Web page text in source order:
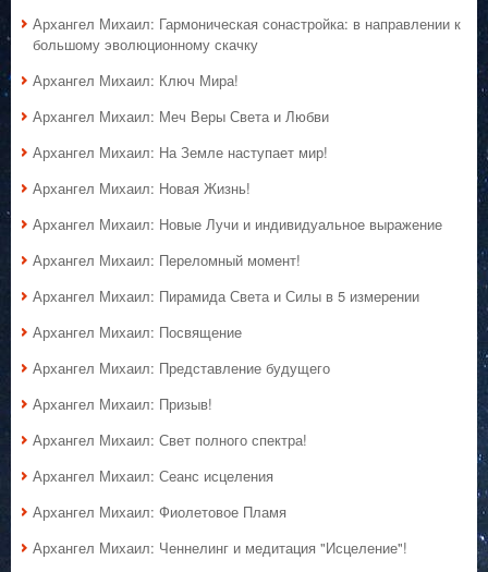
Архангел Михаил: Гармоническая сонастройка: в направлении к
большому эволюционному скачку
Архангел Михаил: Ключ Мира!
Архангел Михаил: Меч Веры Света и Любви
Архангел Михаил: На Земле наступает мир!
Архангел Михаил: Новая Жизнь!
Архангел Михаил: Новые Лучи и индивидуальное выражение
Архангел Михаил: Переломный момент!
Архангел Михаил: Пирамида Света и Силы в 5 измерении
Архангел Михаил: Посвящение
Архангел Михаил: Представление будущего
Архангел Михаил: Призыв!
Архангел Михаил: Свет полного спектра!
Архангел Михаил: Сеанс исцеления
Архангел Михаил: Фиолетовое Пламя
Архангел Михаил: Ченнелинг и медитация "Исцеление"!